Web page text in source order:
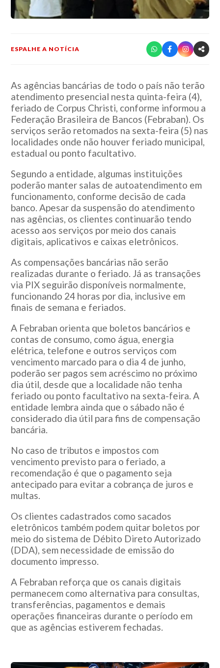
ESPALHE A NOTÍCIA
As agências bancárias de todo o país não terão
atendimento presencial nesta quinta-feira (4),
feriado de Corpus Christi, conforme informou a
Federação Brasileira de Bancos (Febraban). Os
serviços serão retomados na sexta-feira (5) nas
localidades onde não houver feriado municipal,
estadual ou ponto facultativo.
Segundo a entidade, algumas instituições
poderão manter salas de autoatendimento em
funcionamento, conforme decisão de cada
banco. Apesar da suspensão do atendimento
nas agências, os clientes continuarão tendo
acesso aos serviços por meio dos canais
digitais, aplicativos e caixas eletrônicos.
As compensações bancárias não serão
realizadas durante o feriado. Já as transações
via PIX seguirão disponíveis normalmente,
funcionando 24 horas por dia, inclusive em
finais de semana e feriados.
A Febraban orienta que boletos bancários e
contas de consumo, como água, energia
elétrica, telefone e outros serviços com
vencimento marcado para o dia 4 de junho,
poderão ser pagos sem acréscimo no próximo
dia útil, desde que a localidade não tenha
feriado ou ponto facultativo na sexta-feira. A
entidade lembra ainda que o sábado não é
considerado dia útil para fins de compensação
bancária.
No caso de tributos e impostos com
vencimento previsto para o feriado, a
recomendação é que o pagamento seja
antecipado para evitar a cobrança de juros e
multas.
Os clientes cadastrados como sacados
eletrônicos também podem quitar boletos por
meio do sistema de Débito Direto Autorizado
(DDA), sem necessidade de emissão do
documento impresso.
A Febraban reforça que os canais digitais
permanecem como alternativa para consultas,
transferências, pagamentos e demais
operações financeiras durante o período em
que as agências estiverem fechadas.